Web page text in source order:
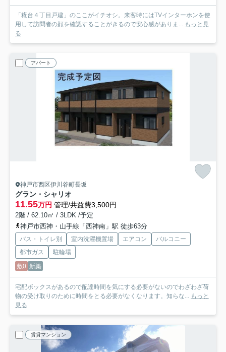
「糀台４丁目戸建」のここがイチオシ。来客時にはTVインターホンを使
用して訪問者の顔を確認することがきるので安心感がありま...
もっと見
る
アパート
神戸市西区伊川谷町長坂
グラン・シャリオ
11.55万円 管理/共益費3,500円
2階 / 62.10㎡ / 3LDK /予定
神戸市西神・山手線「西神南」駅 徒歩63分
バス・トイレ別 室内洗濯機置場 エアコン
バルコニー
都市ガス
駐輪場
敷0 新築
宅配ボックスがあるので配達時間を気にする必要がないのでわざわざ荷
物の受け取りのために時間をとる必要がなくなります。知らな... もっと
見る
賃貸マンション